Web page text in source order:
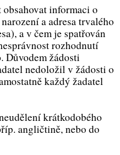
informaci o
a adresa trvalého
a v čem je spatřován
rozhodnutí
Důvodem žádosti
nedoložil v žádosti o
každý žadatel
krátkodobého
angličtině, nebo do